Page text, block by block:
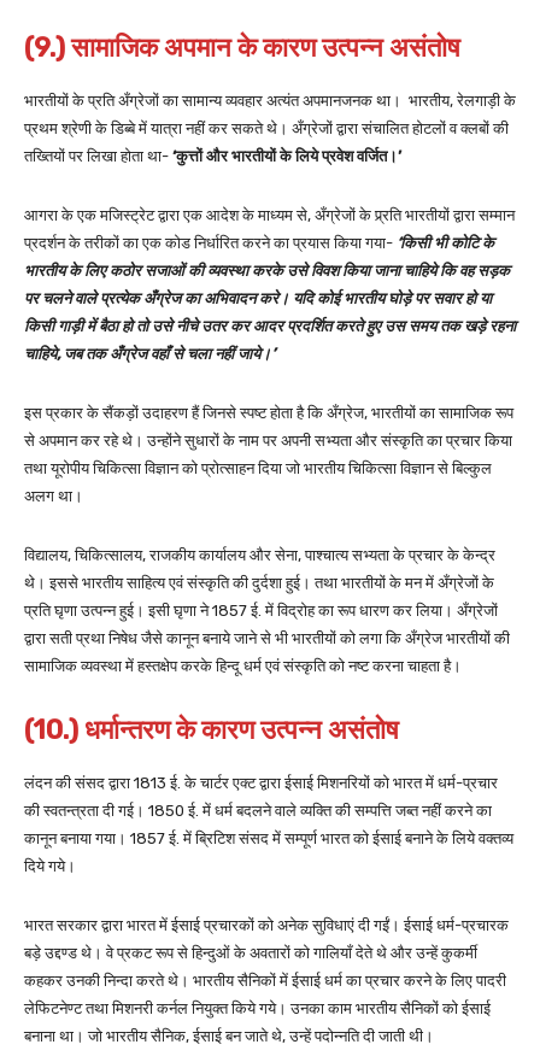
(9.) सामाजिक अपमान के कारण उत्पन्न असंतोष
भारतीयों के प्रति अँग्रेजों का सामान्य व्यवहार अत्यंत अपमानजनक था। भारतीय, रेलगाड़ी के
प्रथम श्रेणी के डिब्बे में यात्रा नहीं कर सकते थे। अँग्रेजों द्वारा संचालित होटलों व क्लबों की
तख्तियों पर लिखा होता था- ‘कुत्तों और भारतीयों के लिये प्रवेश वर्जित।’
आगरा के एक मजिस्ट्रेट द्वारा एक आदेश के माध्यम से, अँग्रेजों के प्र्रति भारतीयों द्वारा सम्मान
प्रदर्शन के तरीकों का एक कोड निर्धारित करने का प्रयास किया गया- ‘किसी भी कोटि के
भारतीय के लिए कठोर सजाओं की व्यवस्था करके उसे विवश किया जाना चाहिये कि वह सड़क
पर चलने वाले प्रत्येक अँग्रेज का अभिवादन करे। यदि कोई भारतीय घोड़े पर सवार हो या
किसी गाड़ी में बैठा हो तो उसे नीचे उतर कर आदर प्रदर्शित करते हुए उस समय तक खड़े रहना
चाहिये, जब तक अँग्रेज वहाँ से चला नहीं जाये।’
इस प्रकार के सैंकड़ों उदाहरण हैं जिनसे स्पष्ट होता है कि अँग्रेज, भारतीयों का सामाजिक रूप
से अपमान कर रहे थे। उन्होंने सुधारों के नाम पर अपनी सभ्यता और संस्कृति का प्रचार किया
तथा यूरोपीय चिकित्सा विज्ञान को प्रोत्साहन दिया जो भारतीय चिकित्सा विज्ञान से बिल्कुल
अलग था।
विद्यालय, चिकित्सालय, राजकीय कार्यालय और सेना, पाश्चात्य सभ्यता के प्रचार के केन्द्र
थे। इससे भारतीय साहित्य एवं संस्कृति की दुर्दशा हुई। तथा भारतीयों के मन में अँग्रेजों के
प्रति घृणा उत्पन्न हुई। इसी घृणा ने 1857 ई. में विद्रोह का रूप धारण कर लिया। अँग्रेजों
द्वारा सती प्रथा निषेध जैसे कानून बनाये जाने से भी भारतीयों को लगा कि अँग्रेज भारतीयों की
सामाजिक व्यवस्था में हस्तक्षेप करके हिन्दू धर्म एवं संस्कृति को नष्ट करना चाहता है।
(10.) धर्मान्तरण के कारण उत्पन्न असंतोष
लंदन की संसद द्वारा 1813 ई. के चार्टर एक्ट द्वारा ईसाई मिशनरियों को भारत में धर्म-प्रचार
की स्वतन्त्रता दी गई। 1850 ई. में धर्म बदलने वाले व्यक्ति की सम्पत्ति जब्त नहीं करने का
कानून बनाया गया। 1857 ई. में ब्रिटिश संसद में सम्पूर्ण भारत को ईसाई बनाने के लिये वक्तव्य
दिये गये।
भारत सरकार द्वारा भारत में ईसाई प्रचारकों को अनेक सुविधाएं दी गईं। ईसाई धर्म-प्रचारक
बड़े उद्दण्ड थे। वे प्रकट रूप से हिन्दुओं के अवतारों को गालियाँ देते थे और उन्हें कुकर्मी
कहकर उनकी निन्दा करते थे। भारतीय सैनिकों में ईसाई धर्म का प्रचार करने के लिए पादरी
लेफिटनेण्ट तथा मिशनरी कर्नल नियुक्त किये गये। उनका काम भारतीय सैनिकों को ईसाई
बनाना था। जो भारतीय सैनिक, ईसाई बन जाते थे, उन्हें पदोन्नति दी जाती थी।